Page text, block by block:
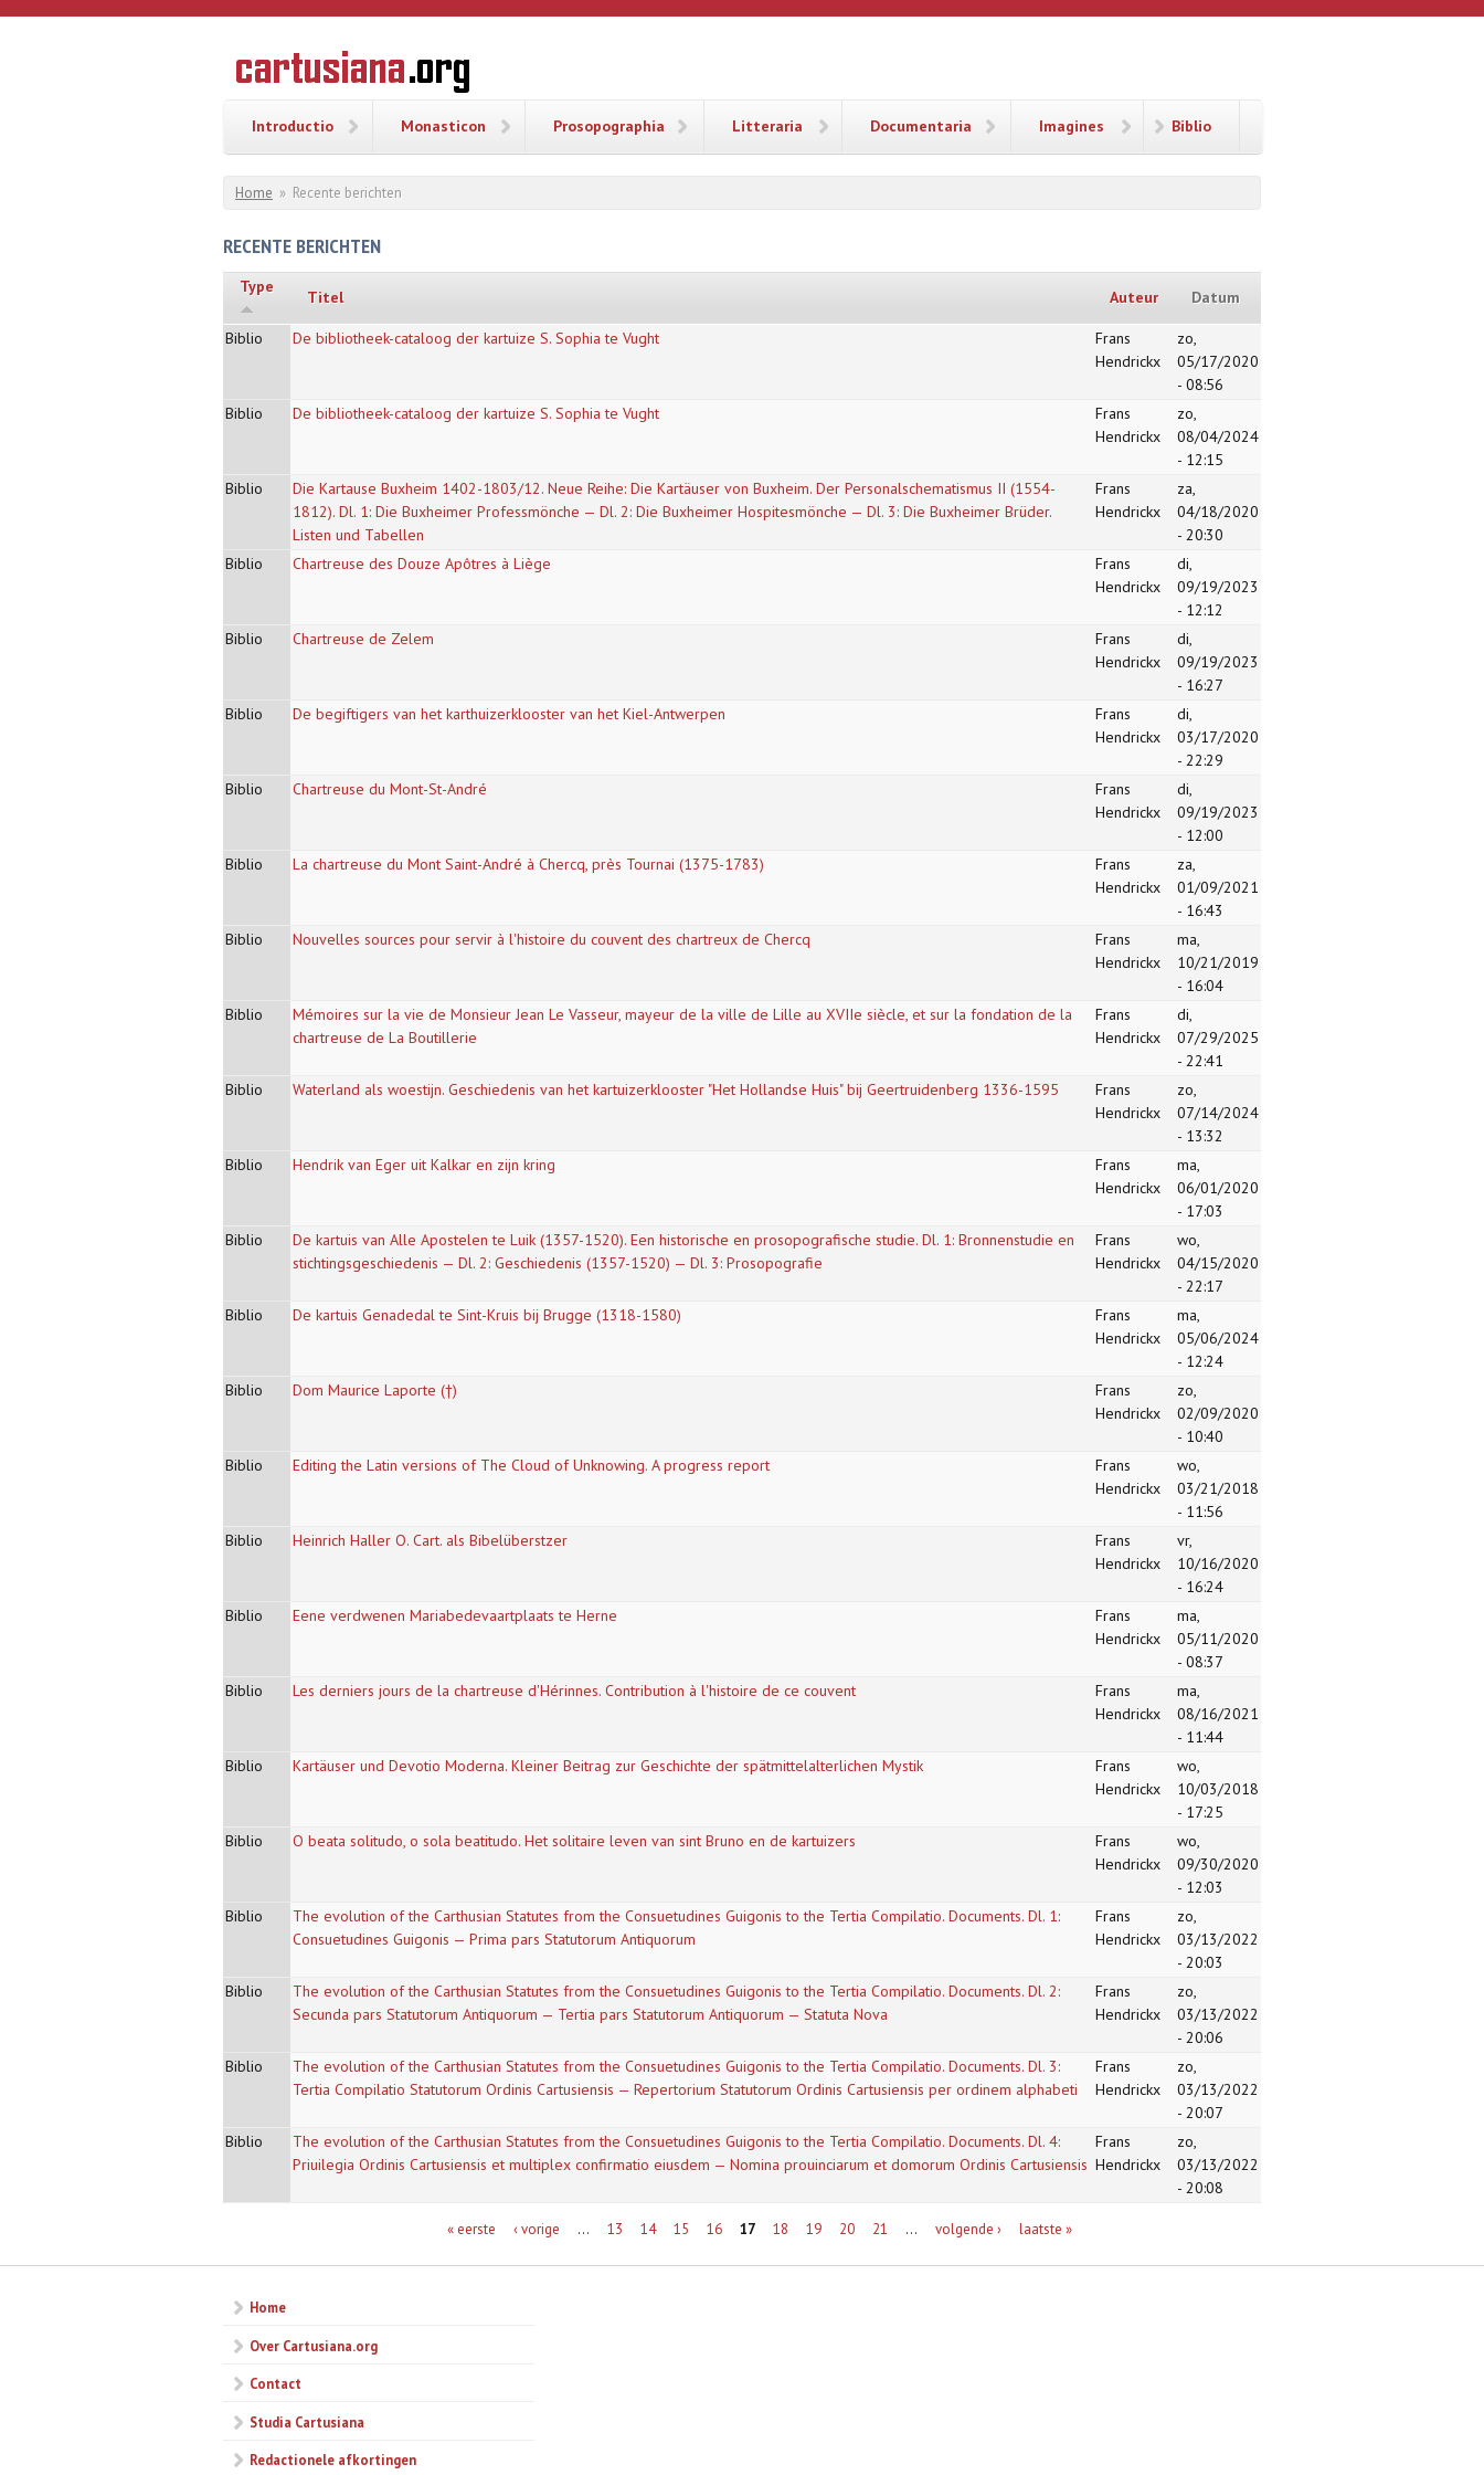
Overslaan en naar de inhoud gaan
CARTUSIANA
Geschiedenis
van de
Introductio Monasticon Prosopographia Litteraria Documentaria Imagines Biblio
U bent hier
Home » Recente berichten
RECENTE BERICHTEN
Type
Titel Auteur Datum
Biblio De bibliotheek-cataloog der kartuize S. Sophia te Vught
Frans
Hendrickx
zo,
05/17/2020
- 08:56
Biblio
De bibliotheek-cataloog der kartuize S. Sophia te Vught
Frans
Hendrickx
zo,
08/04/2024
- 12:15
Biblio
Die Kartause Buxheim 1402-1803/12. Neue Reihe: Die Kartäuser von Buxheim. Der Personalschematismus II (1554-
1812). Dl. 1: Die Buxheimer Professmönche — Dl. 2: Die Buxheimer Hospitesmönche — Dl. 3: Die Buxheimer Brüder.
Listen und Tabellen
Frans
Hendrickx
za,
04/18/2020
- 20:30
Biblio
Chartreuse des Douze Apôtres à Liège
Frans
Hendrickx
di,
09/19/2023
- 12:12
Biblio
Chartreuse de Zelem
Frans
Hendrickx
di,
09/19/2023
- 16:27
Biblio
De begiftigers van het karthuizerklooster van het Kiel-Antwerpen
Frans
Hendrickx
di,
03/17/2020
- 22:29
Biblio
Chartreuse du Mont-St-André
Frans
Hendrickx
di,
09/19/2023
- 12:00
Biblio
La chartreuse du Mont Saint-André à Chercq, près Tournai (1375-1783)
Frans
Hendrickx
za,
01/09/2021
- 16:43
Biblio
Nouvelles sources pour servir à l'histoire du couvent des chartreux de Chercq
Frans
Hendrickx
ma,
10/21/2019
- 16:04
Biblio
Mémoires sur la vie de Monsieur Jean Le Vasseur, mayeur de la ville de Lille au XVIIe siècle, et sur la fondation de la
chartreuse de La Boutillerie
Frans
Hendrickx
di,
07/29/2025
- 22:41
Biblio
Waterland als woestijn. Geschiedenis van het kartuizerklooster "Het Hollandse Huis" bij Geertruidenberg 1336-1595
Frans
Hendrickx
zo,
07/14/2024
- 13:32
Biblio
Hendrik van Eger uit Kalkar en zijn kring
Frans
Hendrickx
ma,
06/01/2020
- 17:03
Biblio
De kartuis van Alle Apostelen te Luik (1357-1520). Een historische en prosopografische studie. Dl. 1: Bronnenstudie en
stichtingsgeschiedenis — Dl. 2: Geschiedenis (1357-1520) — Dl. 3: Prosopografie
Frans
Hendrickx
wo,
04/15/2020
- 22:17
Biblio
De kartuis Genadedal te Sint-Kruis bij Brugge (1318-1580)
Frans
Hendrickx
ma,
05/06/2024
- 12:24
Biblio
Dom Maurice Laporte (†)
Frans
Hendrickx
zo,
02/09/2020
- 10:40
Biblio
Editing the Latin versions of The Cloud of Unknowing. A progress report
Frans
Hendrickx
wo,
03/21/2018
- 11:56
Biblio
Heinrich Haller O. Cart. als Bibelüberstzer
Frans
Hendrickx
vr,
10/16/2020
- 16:24
Biblio
Eene verdwenen Mariabedevaartplaats te Herne
Frans
Hendrickx
ma,
05/11/2020
- 08:37
Biblio
Les derniers jours de la chartreuse d'Hérinnes. Contribution à l'histoire de ce couvent
Frans
Hendrickx
ma,
08/16/2021
- 11:44
Biblio
Kartäuser und Devotio Moderna. Kleiner Beitrag zur Geschichte der spätmittelalterlichen Mystik
Frans
Hendrickx
wo,
10/03/2018
- 17:25
Biblio
O beata solitudo, o sola beatitudo. Het solitaire leven van sint Bruno en de kartuizers
Frans
Hendrickx
wo,
09/30/2020
- 12:03
Biblio
The evolution of the Carthusian Statutes from the Consuetudines Guigonis to the Tertia Compilatio. Documents. Dl. 1:
Consuetudines Guigonis — Prima pars Statutorum Antiquorum
Frans
Hendrickx
zo,
03/13/2022
- 20:03
Biblio
The evolution of the Carthusian Statutes from the Consuetudines Guigonis to the Tertia Compilatio. Documents. Dl. 2:
Secunda pars Statutorum Antiquorum — Tertia pars Statutorum Antiquorum — Statuta Nova
Frans
Hendrickx
zo,
03/13/2022
- 20:06
Biblio
The evolution of the Carthusian Statutes from the Consuetudines Guigonis to the Tertia Compilatio. Documents. Dl. 3:
Tertia Compilatio Statutorum Ordinis Cartusiensis — Repertorium Statutorum Ordinis Cartusiensis per ordinem alphabeti
Frans
Hendrickx
zo,
03/13/2022
- 20:07
Biblio
The evolution of the Carthusian Statutes from the Consuetudines Guigonis to the Tertia Compilatio. Documents. Dl. 4:
Priuilegia Ordinis Cartusiensis et multiplex confirmatio eiusdem — Nomina prouinciarum et domorum Ordinis Cartusiensis
Frans
Hendrickx
zo,
03/13/2022
- 20:08
« eerste ‹ vorige … 13 14 15 16 17 18 19 20 21 … volgende › laatste »
Home
Over Cartusiana.org
Contact
Studia Cartusiana
Redactionele afkortingen